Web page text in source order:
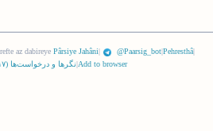
az dabireye Pârsiye Jahâni| @Paarsig_bot|Pehresthâ|
نگرها و درخواست‌ها ( Add to browser